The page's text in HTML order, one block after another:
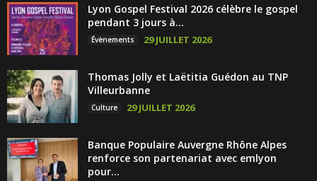
Lyon Gospel Festival 2026 célèbre le gospel
pendant 3 jours à...
Évènements 29 JUILLET 2026
Thomas Jolly et Laëtitia Guédon au TNP
Villeurbanne
Culture 29 JUILLET 2026
Banque Populaire Auvergne Rhône Alpes
renforce son partenariat avec emlyon
pour...